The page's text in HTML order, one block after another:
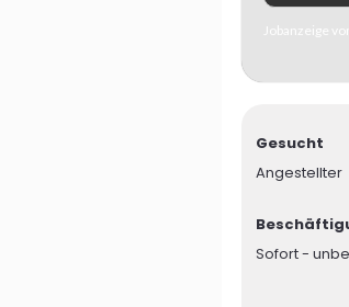
Jobanzeige
Gesucht
Angestellter
Sofort -